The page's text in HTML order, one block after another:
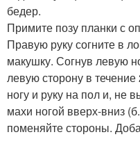
бедер.
Примите позу планки с
Правую руку согните в
макушку. Согнув левую
левую сторону в течение
ногу и руку на пол и, не
махи ногой вверх-вниз
поменяйте стороны.